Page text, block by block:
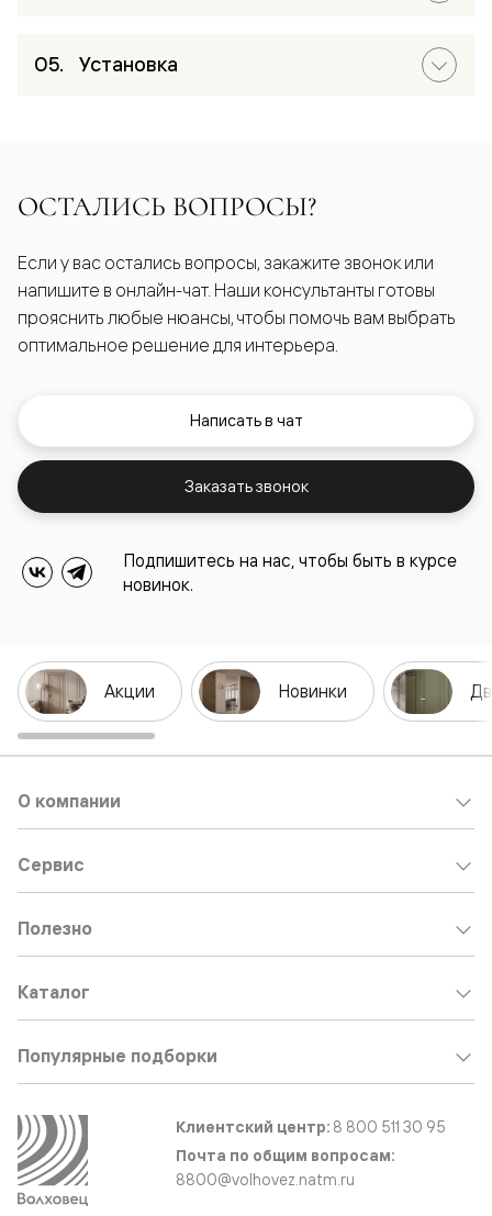
Установка
ОСТАЛИСЬ ВОПРОСЫ?
Если у вас остались вопросы, закажите звонок или
напишите в онлайн-чат. Наши консультанты готовы
прояснить любые нюансы, чтобы помочь вам выбрать
оптимальное решение для интерьера.
Написать в чат
Заказать звонок
Подпишитесь на нас, чтобы быть в курсе
новинок.
Акции Новинки
О компании
Сервис
Полезно
Каталог
Популярные подборки
Клиентский центр: 8 800 511 30 95
Почта по общим вопросам:
8800@volhovez.natm.ru